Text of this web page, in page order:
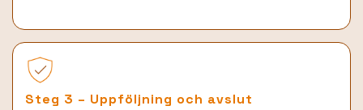
Steg 3 – Uppföljning och avslut